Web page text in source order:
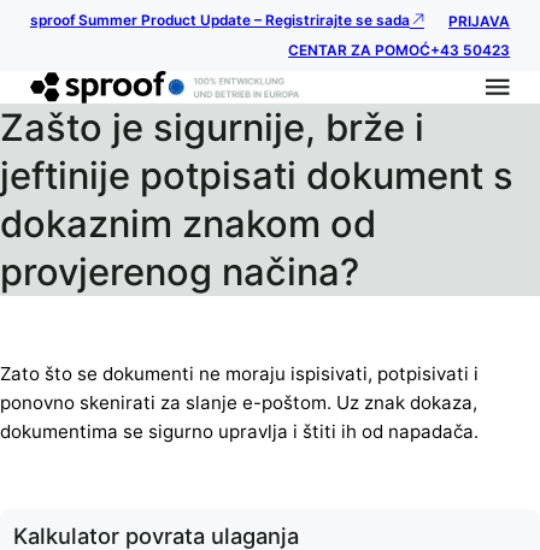
sproof Summer Product Update – Registrirajte se sada
PRIJAVA
CENTAR ZA POMOĆ+43 50423
Zašto je sigurnije, brže i
jeftinije potpisati dokument s
dokaznim znakom od
provjerenog načina?
Zato što se dokumenti ne moraju ispisivati, potpisivati i
ponovno skenirati za slanje e-poštom. Uz znak dokaza,
dokumentima se sigurno upravlja i štiti ih od napadača.
Kalkulator povrata ulaganja